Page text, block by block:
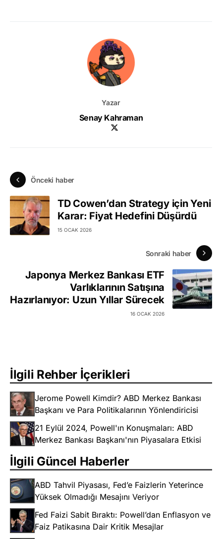
Yazar
Senay Kahraman
Önceki haber
TD Cowen’dan Strategy için Yeni
Karar: Fiyat Hedefini Düşürdü
15 OCAK 2026
Sonraki haber
Japonya Merkez Bankası ETF
Varlıklarının Satışına
Hazırlanıyor: Uzun Yıllar Sürecek
16 OCAK 2026
İlgili Rehber İçerikleri
Jerome Powell Kimdir? ABD Merkez Bankası
Başkanı ve Para Politikalarının Yönlendiricisi
21 Eylül 2024, Powell'ın Konuşmaları: ABD
Merkez Bankası Başkanı'nın Piyasalara Etkisi
İlgili Güncel Haberler
ABD Tahvil Piyasası, Fed’e Faizlerin Yeterince
Yüksek Olmadığı Mesajını Veriyor
Fed Faizi Sabit Bıraktı: Powell’dan Enflasyon ve
Faiz Patikasına Dair Kritik Mesajlar